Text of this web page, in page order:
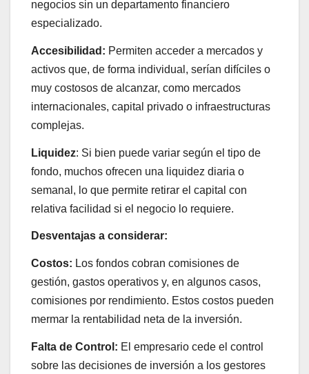
negocios sin un departamento financiero
especializado.
Accesibilidad: Permiten acceder a mercados y
activos que, de forma individual, serían difíciles o
muy costosos de alcanzar, como mercados
internacionales, capital privado o infraestructuras
complejas.
Liquidez: Si bien puede variar según el tipo de
fondo, muchos ofrecen una liquidez diaria o
semanal, lo que permite retirar el capital con
relativa facilidad si el negocio lo requiere.
Desventajas a considerar:
Costos: Los fondos cobran comisiones de
gestión, gastos operativos y, en algunos casos,
comisiones por rendimiento. Estos costos pueden
mermar la rentabilidad neta de la inversión.
Falta de Control: El empresario cede el control
sobre las decisiones de inversión a los gestores